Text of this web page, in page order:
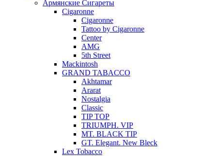
Армянские Сигареты
Cigaronne
Cigaronne
Tattoo by Cigaronne
Center
AMG
5th Street
Mackintosh
GRAND TABACCO
Akhtamar
Ararat
Nostalgia
Classic
TIP TOP
TRIUMPH. VIP
MT. BLACK TIP
GT. Elegant. New Bleck
Lex Tobacco